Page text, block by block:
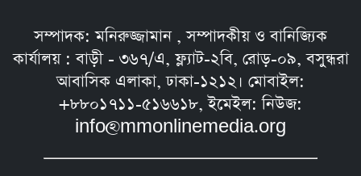
সম্পাদক: মনিরুজ্জামান , সম্পাদকীয় ও বানিজ্যিক
কার্যালয় : বাড়ী - ৩৬৭/এ, ফ্ল্যাট-২বি, রোড়-০৯, বসুন্ধরা
আবাসিক এলাকা, ঢাকা-১২১২। মোবাইল:
+৮৮০১৭১১-৫১৬৬১৮, ইমেইল: নিউজ:
info@mmonlinemedia.org